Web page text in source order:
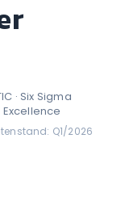
· Six Sigma
Excellence
Q1/2026